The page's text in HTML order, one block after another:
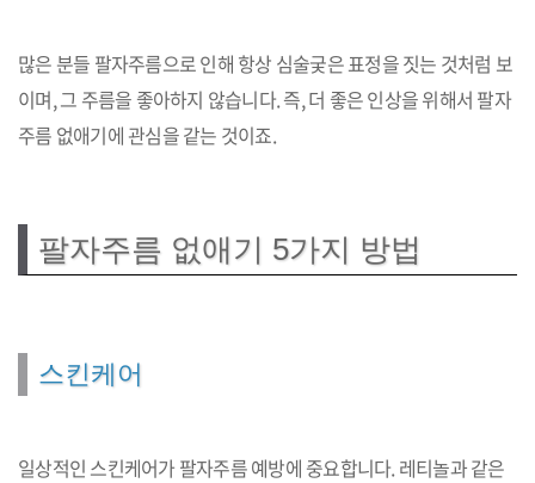
많은 분들 팔자주름으로 인해 항상 심술궂은 표정을 짓는 것처럼 보
이며, 그 주름을 좋아하지 않습니다. 즉, 더 좋은 인상을 위해서 팔자
주름 없애기에 관심을 같는 것이죠.
팔자주름 없애기 5가지 방법
스킨케어
일상적인 스킨케어가 팔자주름 예방에 중요합니다. 레티놀과 같은